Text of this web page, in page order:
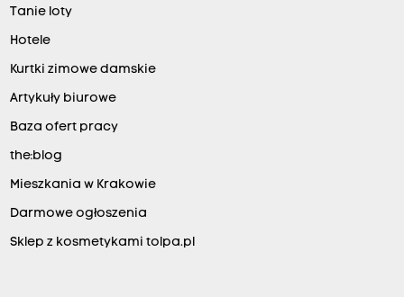
Tanie loty
Hotele
Kurtki zimowe damskie
Artykuły biurowe
Baza ofert pracy
the:blog
Mieszkania w Krakowie
Darmowe ogłoszenia
Sklep z kosmetykami tolpa.pl